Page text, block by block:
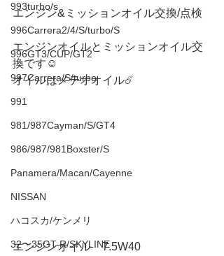
993turbo/s
996Carrera2/4/S/turbo/S
996GT3/CUP/GT2
997Carrera/S/turbo
991
981/987Cayman/S/GT4
986/987/981Boxster/S
Panamera/Macan/Cayenne
NISSAN
ハコスカ/ケンメリ
32〜35GT-R/SKYLINE
エンジン&ミッションオイル交換/点検
エンジンオイルとミッションオイル交
換です☺️
オイルはメテオオイル☄️
エンジンオイル　7.5W40